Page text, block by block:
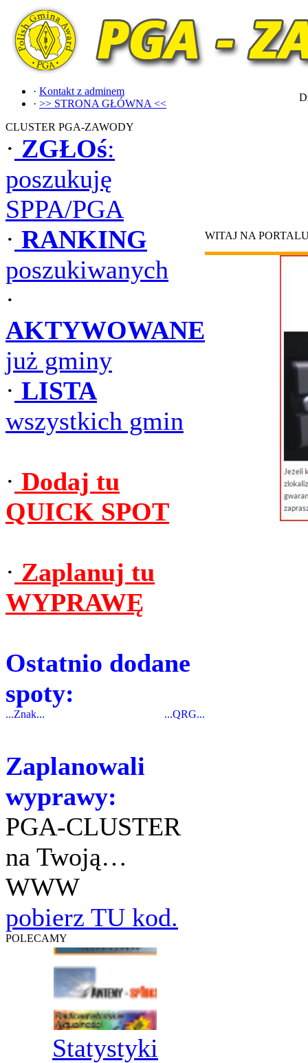
· Kontakt z adminem
· >> STRONA GŁÓWNA <<
CLUSTER PGA-ZAWODY
· ZGŁOś:
poszukuję
SPPA/PGA
· RANKING
poszukiwanych
·
AKTYWOWANE
już gminy
· LISTA
wszystkich gmin
· Dodaj tu
QUICK SPOT
· Zaplanuj tu
WYPRAWĘ
Ostatnio dodane
spoty:
...Znak... ...QRG...
Zaplanowali
wyprawy:
PGA-CLUSTER
na Twoją…
WWW
pobierz TU kod.
POLECAMY
Statystyki
WITAJ NA